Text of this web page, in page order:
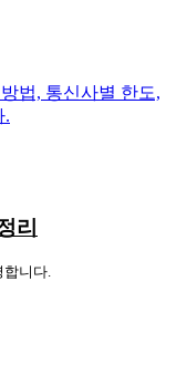
법, 통신사별 한도,
.
리
합니다.